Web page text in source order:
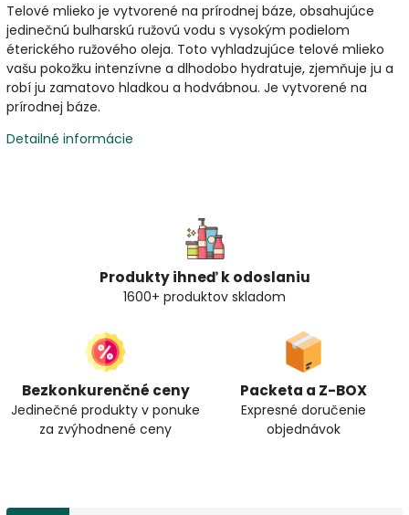
Telové mlieko je vytvorené na prírodnej báze, obsahujúce
jedinečnú bulharskú ružovú vodu s vysokým podielom
éterického ružového oleja. Toto vyhladzujúce telové mlieko
vašu pokožku intenzívne a dlhodobo hydratuje, zjemňuje ju a
robí ju zamatovo hladkou a hodvábnou. Je vytvorené na
prírodnej báze.
Detailné informácie
Produkty ihneď k odoslaniu
1600+ produktov skladom
Bezkonkurenčné ceny
Jedinečné produkty v ponuke
za zvýhodnené ceny
Packeta a Z-BOX
Expresné doručenie
objednávok